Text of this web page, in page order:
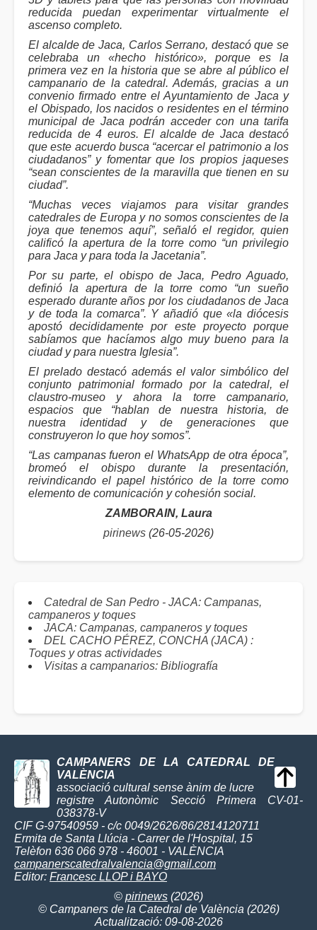
reducida puedan experimentar virtualmente el
ascenso completo.
El alcalde de Jaca, Carlos Serrano, destacó que se
celebraba un «hecho histórico», porque es la
primera vez en la historia que se abre al público el
campanario de la catedral. Además, gracias a un
convenio firmado entre el Ayuntamiento de Jaca y
el Obispado, los nacidos o residentes en el término
municipal de Jaca podrán acceder con una tarifa
reducida de 4 euros. El alcalde de Jaca destacó
que este acuerdo busca “acercar el patrimonio a los
ciudadanos” y fomentar que los propios jaqueses
“sean conscientes de la maravilla que tienen en su
ciudad”.
“Muchas veces viajamos para visitar grandes
catedrales de Europa y no somos conscientes de la
joya que tenemos aquí”, señaló el regidor, quien
calificó la apertura de la torre como “un privilegio
para Jaca y para toda la Jacetania”.
Por su parte, el obispo de Jaca, Pedro Aguado,
definió la apertura de la torre como “un sueño
esperado durante años por los ciudadanos de Jaca
y de toda la comarca”. Y añadió que «la diócesis
apostó decididamente por este proyecto porque
sabíamos que hacíamos algo muy bueno para la
ciudad y para nuestra Iglesia”.
El prelado destacó además el valor simbólico del
conjunto patrimonial formado por la catedral, el
claustro-museo y ahora la torre campanario,
espacios que “hablan de nuestra historia, de
nuestra identidad y de generaciones que
construyeron lo que hoy somos”.
“Las campanas fueron el WhatsApp de otra época”,
bromeó el obispo durante la presentación,
reivindicando el papel histórico de la torre como
elemento de comunicación y cohesión social.
ZAMBORAIN, Laura
pirinews (26-05-2026)
Catedral de San Pedro - JACA: Campanas,
campaneros y toques
JACA: Campanas, campaneros y toques
DEL CACHO PÉREZ, CONCHA (JACA) :
Toques y otras actividades
Visitas a campanarios: Bibliografía
CAMPANERS DE LA CATEDRAL DE
VALÈNCIA
associació cultural sense ànim de lucre
registre Autonòmic Secció Primera CV-01-
038378-V
CIF G-97540959 - c/c 0049/2626/86/2814120711
Ermita de Santa Llúcia - Carrer de l'Hospital, 15
Telèfon 636 066 978 - 46001 - VALÈNCIA
campanerscatedralvalencia@gmail.com
Editor: Francesc LLOP i BAYO
© pirinews (2026)
© Campaners de la Catedral de València (2026)
Actualització: 09-08-2026